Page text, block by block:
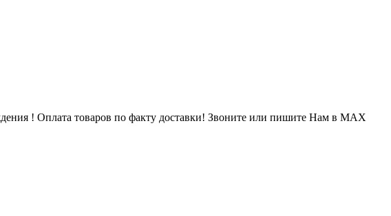
! Оплата товаров по факту доставки! Звоните или пишите Нам в MAX